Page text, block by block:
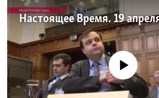
Настоящее Время. 19
No media source